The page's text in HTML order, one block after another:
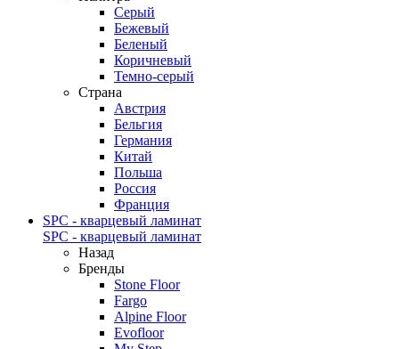
Серый
Бежевый
Беленый
Коричневый
Темно-серый
Страна
Австрия
Бельгия
Германия
Китай
Польша
Россия
Франция
SPC - кварцевый ламинат
SPC - кварцевый ламинат
Назад
Бренды
Stone Floor
Fargo
Alpine Floor
Evofloor